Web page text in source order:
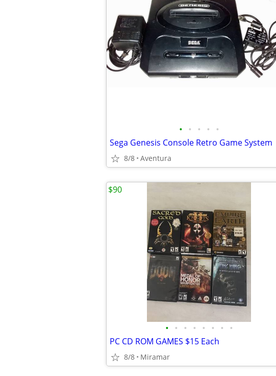
• • • • •
Sega Genesis Console Retro Game System
8/8 Aventura
• • • • • • • •
PC CD ROM GAMES $15 Each
8/8 Miramar
$90